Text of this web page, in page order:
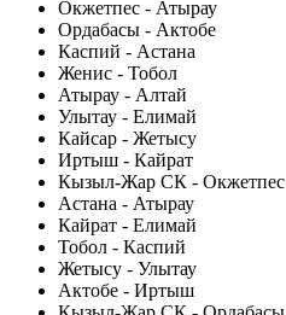
Окжетпес - Атырау
Ордабасы - Актобе
Каспий - Астана
Женис - Тобол
Атырау - Алтай
Улытау - Елимай
Кайсар - Жетысу
Иртыш - Кайрат
Кызыл-Жар СК - Окжетпес
Астана - Атырау
Кайрат - Елимай
Тобол - Каспий
Жетысу - Улытау
Актобе - Иртыш